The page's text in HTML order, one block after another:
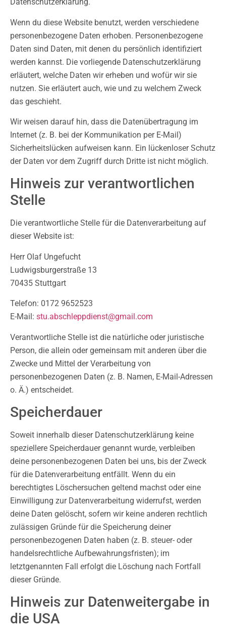
Wenn du diese Website benutzt, werden verschiedene
personenbezogene Daten erhoben. Personenbezogene
Daten sind Daten, mit denen du persönlich identifiziert
werden kannst. Die vorliegende Datenschutzerklärung
erläutert, welche Daten wir erheben und wofür wir sie
nutzen. Sie erläutert auch, wie und zu welchem Zweck
das geschieht.
Wir weisen darauf hin, dass die Datenübertragung im
Internet (z. B. bei der Kommunikation per E-Mail)
Sicherheitslücken aufweisen kann. Ein lückenloser Schutz
der Daten vor dem Zugriff durch Dritte ist nicht möglich.
Hinweis zur verantwortlichen
Stelle
Die verantwortliche Stelle für die Datenverarbeitung auf
dieser Website ist:
Herr Olaf Ungefucht
Ludwigsburgerstraße 13
70435 Stuttgart
Telefon: 0172 9652523
E-Mail: stu.abschleppdienst@gmail.com
Verantwortliche Stelle ist die natürliche oder juristische
Person, die allein oder gemeinsam mit anderen über die
Zwecke und Mittel der Verarbeitung von
personenbezogenen Daten (z. B. Namen, E-Mail-Adressen
o. Ä.) entscheidet.
Speicherdauer
Soweit innerhalb dieser Datenschutzerklärung keine
speziellere Speicherdauer genannt wurde, verbleiben
deine personenbezogenen Daten bei uns, bis der Zweck
für die Datenverarbeitung entfällt. Wenn du ein
berechtigtes Löschersuchen geltend machst oder eine
Einwilligung zur Datenverarbeitung widerrufst, werden
deine Daten gelöscht, sofern wir keine anderen rechtlich
zulässigen Gründe für die Speicherung deiner
personenbezogenen Daten haben (z. B. steuer- oder
handelsrechtliche Aufbewahrungsfristen); im
letztgenannten Fall erfolgt die Löschung nach Fortfall
dieser Gründe.
Hinweis zur Datenweitergabe in
die USA